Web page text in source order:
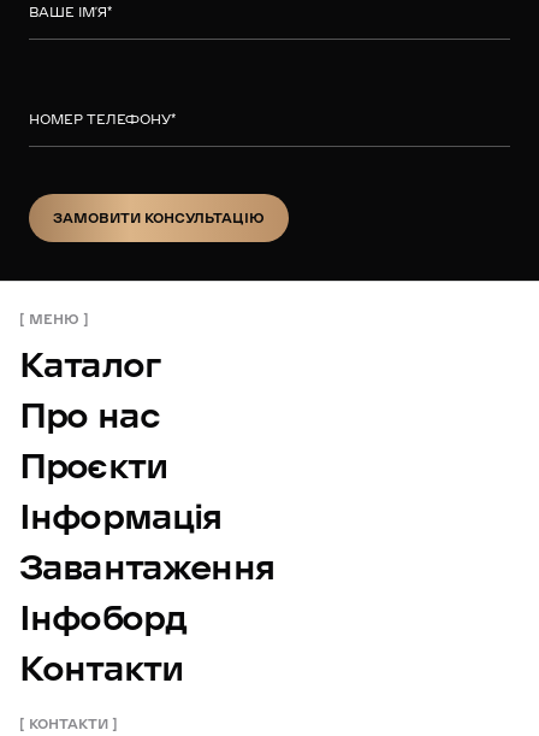
ВАШЕ ІМ’Я*
НОМЕР ТЕЛЕФОНУ*
ЗАМОВИТИ КОНСУЛЬТАЦІЮ
МЕНЮ
Каталог
Про нас
Проєкти
Інформація
Завантаження
Інфоборд
Контакти
КОНТАКТИ